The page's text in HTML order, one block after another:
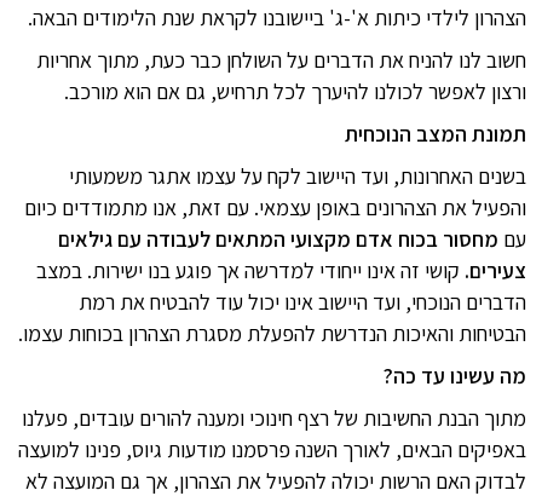
הצהרון לילדי כיתות א'-ג' ביישובנו לקראת שנת הלימודים הבאה.
חשוב לנו להניח את הדברים על השולחן כבר כעת, מתוך אחריות
ורצון לאפשר לכולנו להיערך לכל תרחיש, גם אם הוא מורכב.
תמונת המצב הנוכחית
בשנים האחרונות, ועד היישוב לקח על עצמו אתגר משמעותי
והפעיל את הצהרונים באופן עצמאי. עם זאת, אנו מתמודדים כיום
עם מחסור בכוח אדם מקצועי המתאים לעבודה עם גילאים
צעירים. קושי זה אינו ייחודי למדרשה אך פוגע בנו ישירות. במצב
הדברים הנוכחי, ועד היישוב אינו יכול עוד להבטיח את רמת
הבטיחות והאיכות הנדרשת להפעלת מסגרת הצהרון בכוחות עצמו.
מה עשינו עד כה?
מתוך הבנת החשיבות של רצף חינוכי ומענה להורים עובדים, פעלנו
באפיקים הבאים, לאורך השנה פרסמנו מודעות גיוס, פנינו למועצה
לבדוק האם הרשות יכולה להפעיל את הצהרון, אך גם המועצה לא